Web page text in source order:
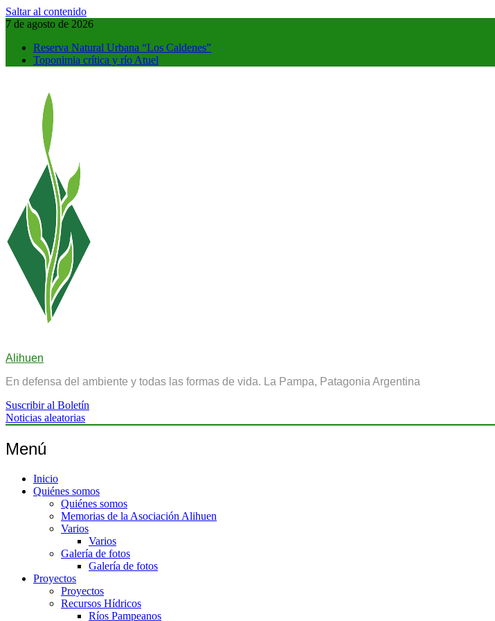
Saltar al contenido
7 de agosto de 2026
Reserva Natural Urbana “Los Caldenes”
Toponimia crítica y río Atuel
Alihuen
En defensa del ambiente y todas las formas de vida. La Pampa, Patagonia Argentina
Suscribir al Boletín
Noticias aleatorias
Menú
Inicio
Quiénes somos
Quiénes somos
Memorias de la Asociación Alihuen
Varios
Varios
Galería de fotos
Galería de fotos
Proyectos
Proyectos
Recursos Hídricos
Ríos Pampeanos